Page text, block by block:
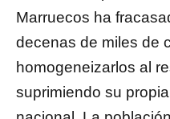
Marruecos ha
decenas de miles de
homogeneizarlos al
suprimiendo su